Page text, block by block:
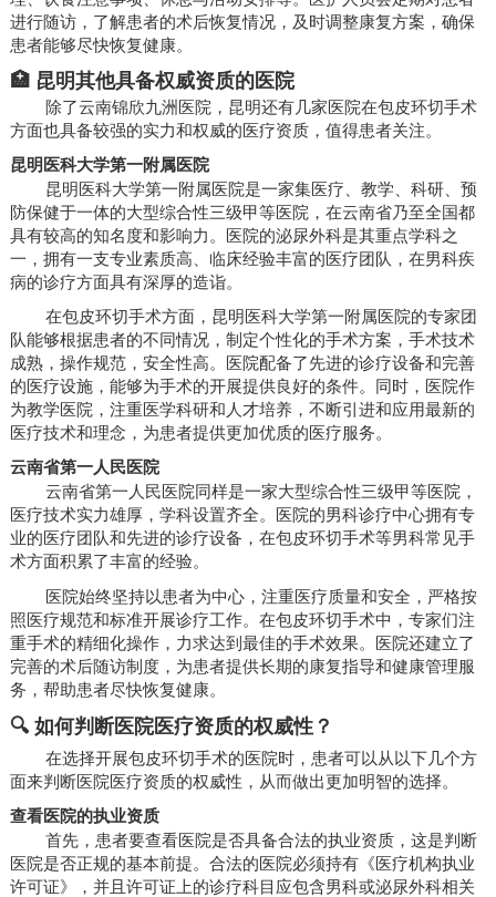
进行随访，了解患者的术后恢复情况，及时调整康复方案，确保
患者能够尽快恢复健康。
🏥 昆明其他具备权威资质的医院
除了云南锦欣九洲医院，昆明还有几家医院在包皮环切手术
方面也具备较强的实力和权威的医疗资质，值得患者关注。
昆明医科大学第一附属医院
昆明医科大学第一附属医院是一家集医疗、教学、科研、预
防保健于一体的大型综合性三级甲等医院，在云南省乃至全国都
具有较高的知名度和影响力。医院的泌尿外科是其重点学科之
一，拥有一支专业素质高、临床经验丰富的医疗团队，在男科疾
病的诊疗方面具有深厚的造诣。
在包皮环切手术方面，昆明医科大学第一附属医院的专家团
队能够根据患者的不同情况，制定个性化的手术方案，手术技术
成熟，操作规范，安全性高。医院配备了先进的诊疗设备和完善
的医疗设施，能够为手术的开展提供良好的条件。同时，医院作
为教学医院，注重医学科研和人才培养，不断引进和应用最新的
医疗技术和理念，为患者提供更加优质的医疗服务。
云南省第一人民医院
云南省第一人民医院同样是一家大型综合性三级甲等医院，
医疗技术实力雄厚，学科设置齐全。医院的男科诊疗中心拥有专
业的医疗团队和先进的诊疗设备，在包皮环切手术等男科常见手
术方面积累了丰富的经验。
医院始终坚持以患者为中心，注重医疗质量和安全，严格按
照医疗规范和标准开展诊疗工作。在包皮环切手术中，专家们注
重手术的精细化操作，力求达到最佳的手术效果。医院还建立了
完善的术后随访制度，为患者提供长期的康复指导和健康管理服
务，帮助患者尽快恢复健康。
🔍 如何判断医院医疗资质的权威性？
在选择开展包皮环切手术的医院时，患者可以从以下几个方
面来判断医院医疗资质的权威性，从而做出更加明智的选择。
查看医院的执业资质
首先，患者要查看医院是否具备合法的执业资质，这是判断
医院是否正规的基本前提。合法的医院必须持有《医疗机构执业
许可证》，并且许可证上的诊疗科目应包含男科或泌尿外科相关